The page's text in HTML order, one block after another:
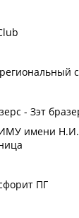
- Зэт
имени Н.И.
ПГ